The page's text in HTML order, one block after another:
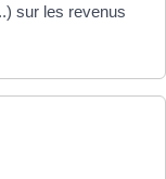
sur les revenus